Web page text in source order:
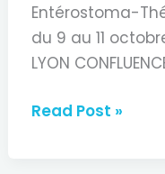
Entérostoma-
du 9 au 11
LYON
43èmes
Read Post »